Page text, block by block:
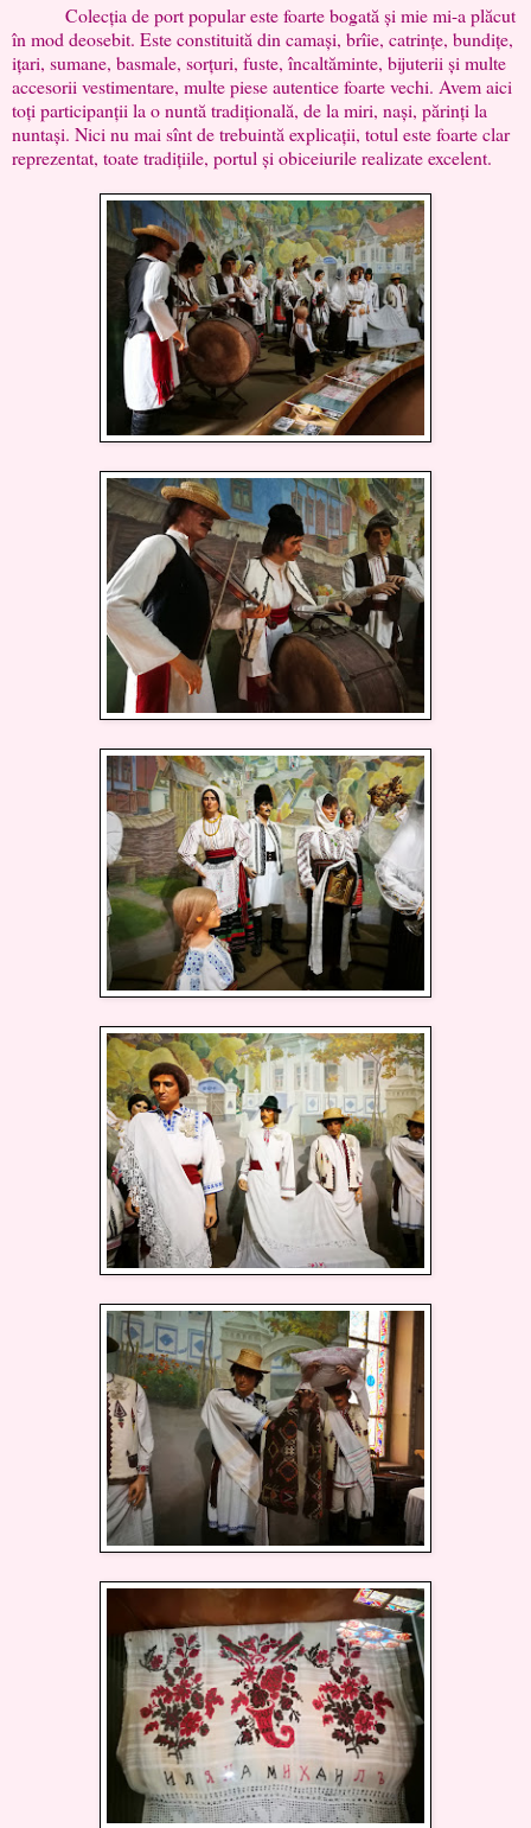
Colecția de port popular este foarte bogată și mie mi-a plăcut
în mod deosebit. Este constituită din camași, brîie, catrințe, bundițe,
ițari, sumane, basmale, sorțuri, fuste, încaltăminte, bijuterii și multe
accesorii vestimentare, multe piese autentice foarte vechi. Avem aici
toți participanții la o nuntă tradițională, de la miri, nași, părinți la
nuntași. Nici nu mai sînt de trebuintă explicații, totul este foarte clar
reprezentat, toate tradițiile, portul și obiceiurile realizate excelent.